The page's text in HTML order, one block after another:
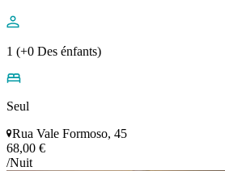
1 (+0 Des énfants)
Seul
Rua Vale Formoso, 45
68,00 €
/Nuit